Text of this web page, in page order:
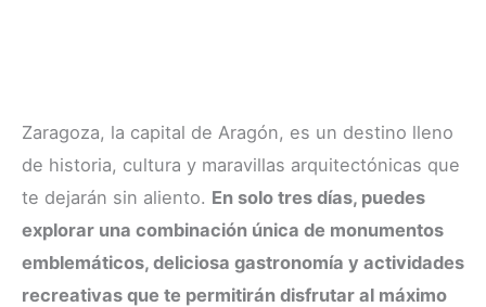
Zaragoza, la capital de Aragón, es un destino lleno
de historia, cultura y maravillas arquitectónicas que
te dejarán sin aliento. En solo tres días, puedes
explorar una combinación única de monumentos
emblemáticos, deliciosa gastronomía y actividades
recreativas que te permitirán disfrutar al máximo